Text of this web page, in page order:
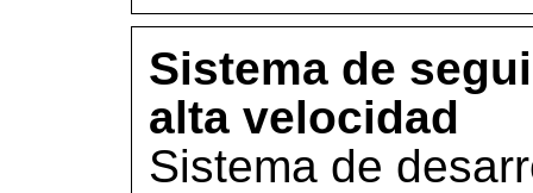
Sistema de
alta velocidad
Sistema de